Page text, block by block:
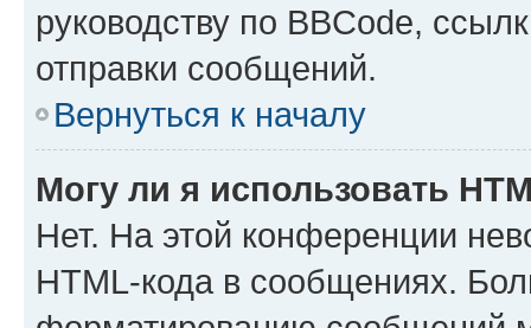
руководству по BBCode,
отправки сообщений.
Вернуться к началу
Могу ли я использовать
Нет. На этой конференции
HTML-кода в сообщениях.